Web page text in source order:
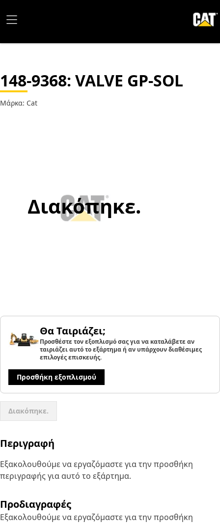
148-9368: VALVE GP-SOL
Μάρκα: Cat
Διακόπηκε.
Θα Ταιριάζει;
Προσθέστε τον εξοπλισμό σας για να καταλάβετε αν
ταιριάζει αυτό το εξάρτημα ή αν υπάρχουν διαθέσιμες
επιλογές επισκευής.
Προσθήκη εξοπλισμού
Διακόπηκε.
Περιγραφή
Εξακολουθούμε να εργαζόμαστε για την προσθήκη
περιγραφής για αυτό το εξάρτημα.
Προδιαγραφές
Εξακολουθούμε να εργαζόμαστε για την προσθήκη